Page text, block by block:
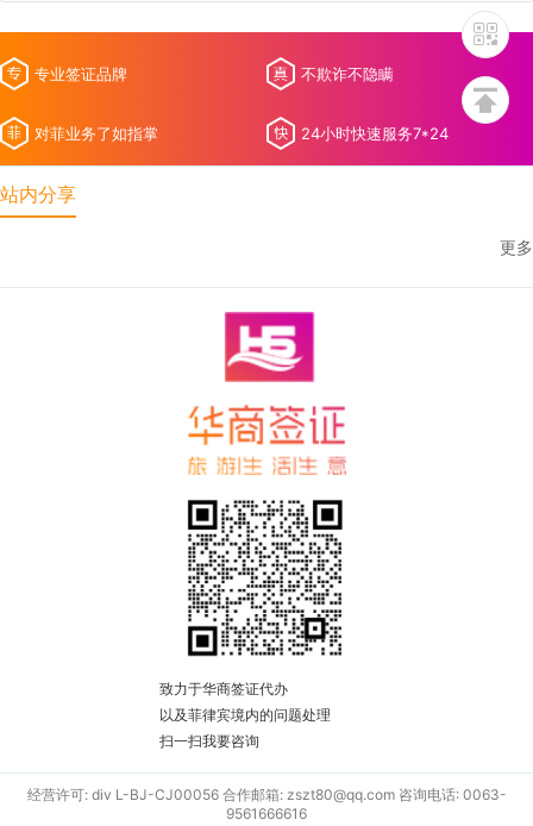
专业签证品牌 不欺诈不隐瞒
对菲业务了如指掌 24小时快速服务7*24
站内分享
更多
致力于华商签证代办
以及菲律宾境内的问题处理
扫一扫我要咨询
经营许可: div L-BJ-CJ00056 合作邮箱: zszt80@qq.com 咨询电话: 0063-
9561666616